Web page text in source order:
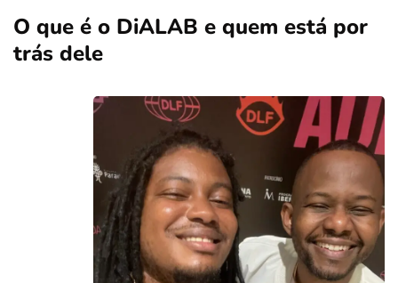
O que é o DiALAB e quem está por
trás dele